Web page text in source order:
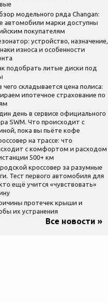
модельного ряда Changan:
автомобили марки доступны
покупателям
устройство, назначение,
износа и особенности
подобрать литые диски под
чего складывается цена полиса:
ипотечное страхование по
день в сервисе официального
SWM. Что происходит с
пока вы пьёте кофе
на трассе: что
с комфортом и расходом
500+ км
кроссовер за разумные
Тест первого автомобиля для
ещё учится «чувствовать»
протечек крыши и
их устранения
Все новости »